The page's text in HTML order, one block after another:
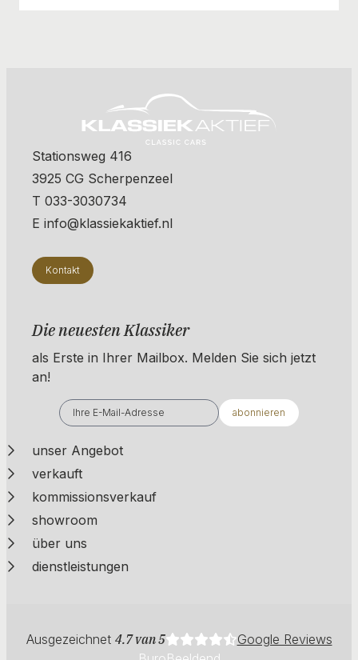
Stationsweg 416
3925 CG Scherpenzeel
T 033-3030734
E info@klassiekaktief.nl
Kontakt
Die neuesten Klassiker
als Erste in Ihrer Mailbox. ​​​​​​Melden Sie sich jetzt
an!
abonnieren
unser Angebot
verkauft
kommissionsverkauf
showroom
über uns
dienstleistungen
Ausgezeichnet 4.7 van 5
Google Reviews